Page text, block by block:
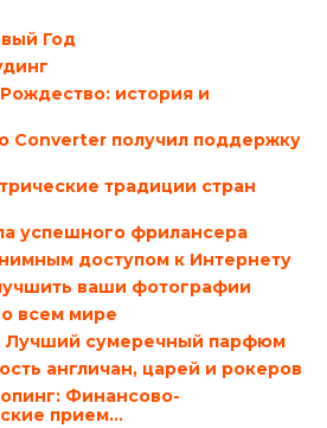
Год
история и
Converter получил поддержку
традиции стран
успешного фрилансера
доступом к Интернету
ваши фотографии
всем мире
Лучший сумеречный парфюм
англичан, царей и рокеров
Финансово-
прием...